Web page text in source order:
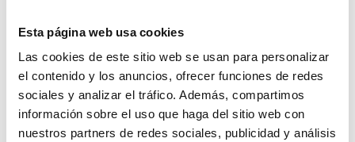
Esta página web usa cookies
Las cookies de este sitio web se usan para personalizar
el contenido y los anuncios, ofrecer funciones de redes
sociales y analizar el tráfico. Además, compartimos
información sobre el uso que haga del sitio web con
nuestros partners de redes sociales, publicidad y análisis
CORPORATIVO
Centro Dental Torres obtiene la Certificación
ISO 9001